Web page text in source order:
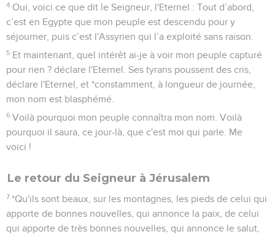
4 Oui, voici ce que dit le Seigneur, l'Eternel : Tout d’abord,
c’est en Egypte que mon peuple est descendu pour y
séjourner, puis c’est l'Assyrien qui l’a exploité sans raison.
5 Et maintenant, quel intérêt ai-je à voir mon peuple capturé
pour rien ? déclare l'Eternel. Ses tyrans poussent des cris,
déclare l'Eternel, et *constamment, à longueur de journée,
mon nom est blasphémé.
6 Voilà pourquoi mon peuple connaîtra mon nom. Voilà
pourquoi il saura, ce jour-là, que c'est moi qui parle. Me
voici !
Le retour du Seigneur à Jérusalem
7 *Qu'ils sont beaux, sur les montagnes, les pieds de celui qui
apporte de bonnes nouvelles, qui annonce la paix, de celui
qui apporte de très bonnes nouvelles, qui annonce le salut,